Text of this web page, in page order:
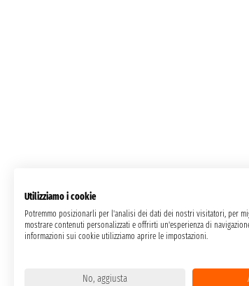
Utilizziamo i cookie
Potremmo posizionarli per l'analisi dei dati dei nostri visitatori, per
mostrare contenuti personalizzati e offrirti un'esperienza di
informazioni sui cookie utilizziamo aprire le impostazioni.
No, aggiusta